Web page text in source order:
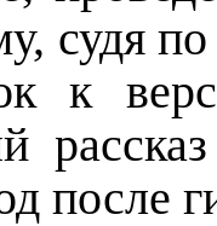
судя
к
после